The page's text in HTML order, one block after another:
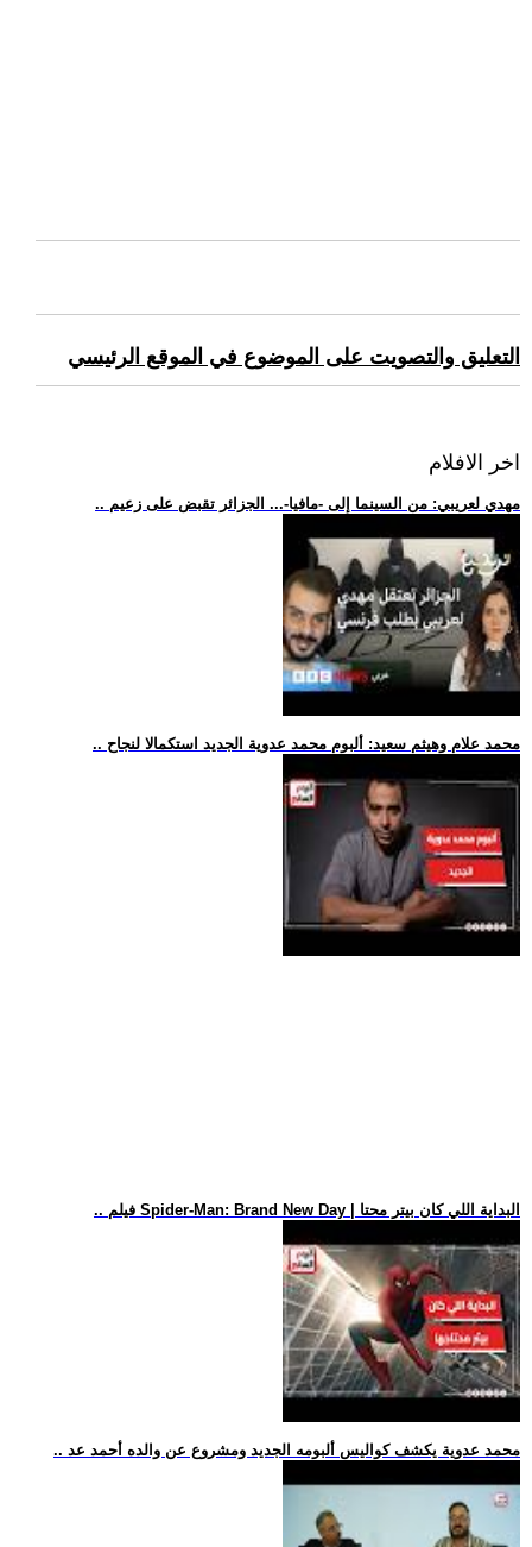
التعليق والتصويت على الموضوع في الموقع الرئيسي
اخر الافلام
.. مهدي لعريبي: من السينما إلى -مافيا-... الجزائر تقبض على زعيم
.. محمد علام وهيثم سعيد: ألبوم محمد عدوية الجديد استكمالا لنجاح
.. فيلم Spider-Man: Brand New Day | البداية اللي كان بيتر محتا
.. محمد عدوية يكشف كواليس ألبومه الجديد ومشروع عن والده أحمد عد